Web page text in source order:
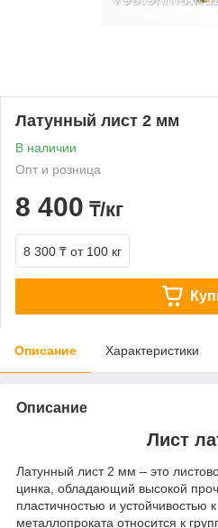
Латунный лист 2 мм
В наличии
Опт и розница
8 400 ₸/кг
8 300 ₸ от 100 кг
Описание Характеристики
Описание
Лист
Латунный лист 2 мм – это
цинка, обладающий высокой
пластичностью и устойчивостью
металлопроката относится к